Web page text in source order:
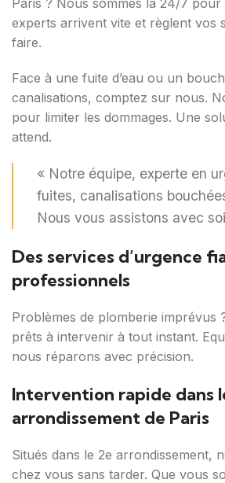
Paris ? Nous sommes là 24/7 pour
experts arrivent vite et règlent vos
faire.
Face à une fuite d’eau ou un
canalisations, comptez sur nous.
pour limiter les dommages. Une
attend.
« Notre équipe, experte en
fuites, canalisations
Nous vous assistons avec
Des services d’urgence
professionnels
Problèmes de plomberie imprévus
prêts à intervenir à tout instant.
nous réparons avec précision.
Intervention rapide dans
arrondissement de Paris
Situés dans le 2e arrondissement,
chez vous sans tarder. Que vous